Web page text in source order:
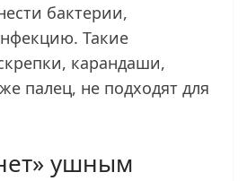
бактерии,
Такие
карандаши,
палец, не подходят для
ушным